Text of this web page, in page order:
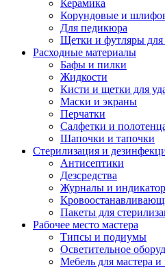
Керамика
Корундовые и
Для педикюра
Щетки и футляры для
Расходные материалы
Бафы и пилки
Жидкости
Кисти и щетки для
Маски и экраны
Перчатки
Салфетки и
Шапочки и тапочки
Стерилизация и
Антисептики
Дезсредства
Журналы и
Пакеты для
Рабочее место мастера
Типсы и подиумы
Осветительное
Мебель для мастера и